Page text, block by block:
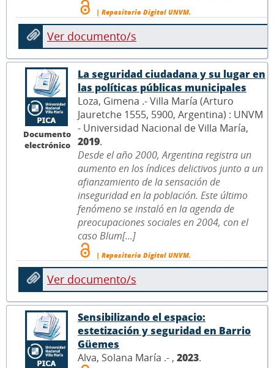
| Repositorio Digital UNVM.
Ver documento/s
Documento
electrónico
La seguridad ciudadana y su lugar en
las políticas públicas municipales
Loza, Gimena .- Villa María (Arturo
Jauretche 1555, 5900, Argentina) : UNVM
- Universidad Nacional de Villa María,
2019.
Desde el año 2000, Argentina registra un
aumento en los índices delictivos junto a un
afianzamiento de la sensación de
inseguridad en la población. Este último
fenómeno se instaló en la agenda de
preocupaciones sociales en 2004, con el
caso Blum[...]
| Repositorio Digital UNVM.
Ver documento/s
Sensibilizando el espacio:
estetización y seguridad en Barrio
Güemes
Alva, Solana María .- , 2023.